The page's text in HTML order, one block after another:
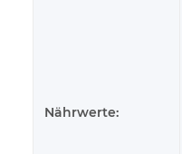
Nährwerte: